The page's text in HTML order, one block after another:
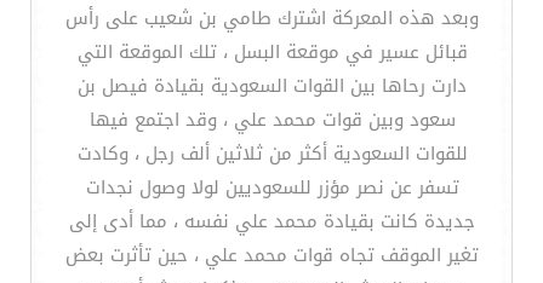
وبعد هذه المعركة اشترك طامي بن شعيب على رأس
قبائل عسير في موقعة البسل ، تلك الموقعة التي
دارت رحاها بين القوات السعودية بقيادة فيصل بن
سعود وبين قوات محمد علي ، وقد اجتمع فيها
للقوات السعودية أكثر من ثلاثين ألف رجل ، وكادت
تسفر عن نصر مؤزر للسعوديين لولا وصول نجدات
جديدة كانت بقيادة محمد علي نفسه ، مما أدى إلى
تغير الموقف تجاه قوات محمد علي ، حين تأثرت بعض